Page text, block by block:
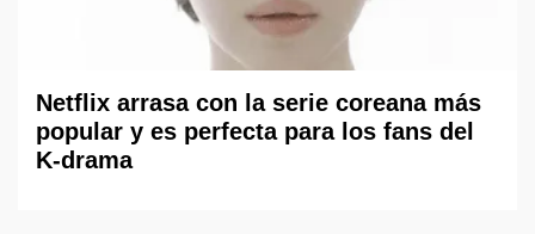
Netflix arrasa con la serie coreana más
popular y es perfecta para los fans del
K-drama